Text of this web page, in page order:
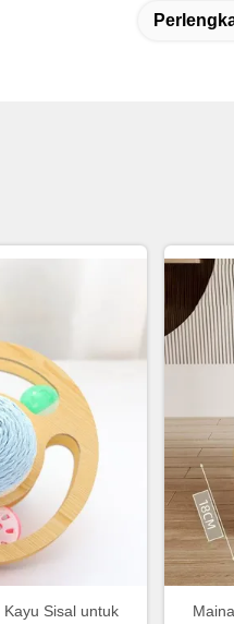
Sisal untuk